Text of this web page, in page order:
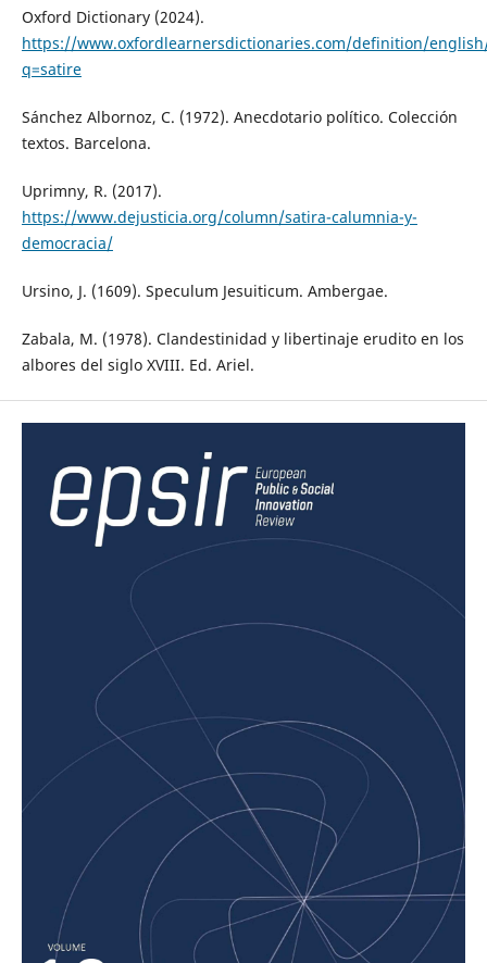
Oxford Dictionary (2024).
https://www.oxfordlearnersdictionaries.com/definition/
q=satire
Sánchez Albornoz, C. (1972). Anecdotario político. Colección
textos. Barcelona.
Uprimny, R. (2017).
https://www.dejusticia.org/column/satira-calumnia-y-
democracia/
Ursino, J. (1609). Speculum Jesuiticum. Ambergae.
Zabala, M. (1978). Clandestinidad y libertinaje erudito en los
albores del siglo XVIII. Ed. Ariel.